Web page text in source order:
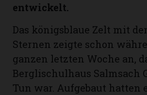
entwickelt.
Das königsblaue Zelt mit
Sternen zeigte schon
ganzen letzten Woche an,
Berglischulhaus Salmsach
Tun war. Aufgebaut hatten